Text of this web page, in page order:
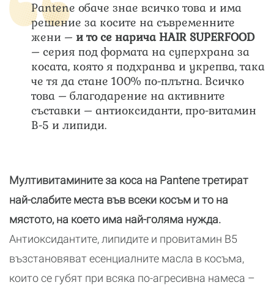
Pantene обаче знае всичко това и има
решение за косите на съвременните
жени – и то се нарича HAIR SUPERFOOD
– серия под формата на суперхрана за
косата, която я подхранва и укрепва, така
че тя да стане 100% по-плътна. Всичко
това – благодарение на активните
съставки – антиоксиданти, про-витамин
В-5 и липиди.
Мултивитамините за коса на Pantene третират
най-слабите места във всеки косъм и то на
мястото, на което има най-голяма нужда.
Антиоксидантите, липидите и провитамин В5
възстановяват есенциалните масла в косъма,
които се губят при всяка по-агресивна намеса –